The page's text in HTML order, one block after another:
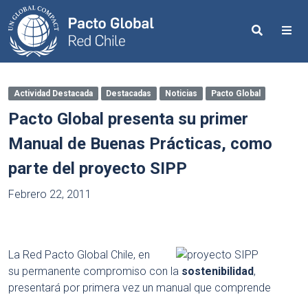
Search
Actividad Destacada Destacadas Noticias Pacto Global
Pacto Global presenta su primer
Manual de Buenas Prácticas, como
parte del proyecto SIPP
Febrero 22, 2011
La Red Pacto Global Chile, en
su permanente compromiso con la sostenibilidad,
presentará por primera vez un manual que comprende